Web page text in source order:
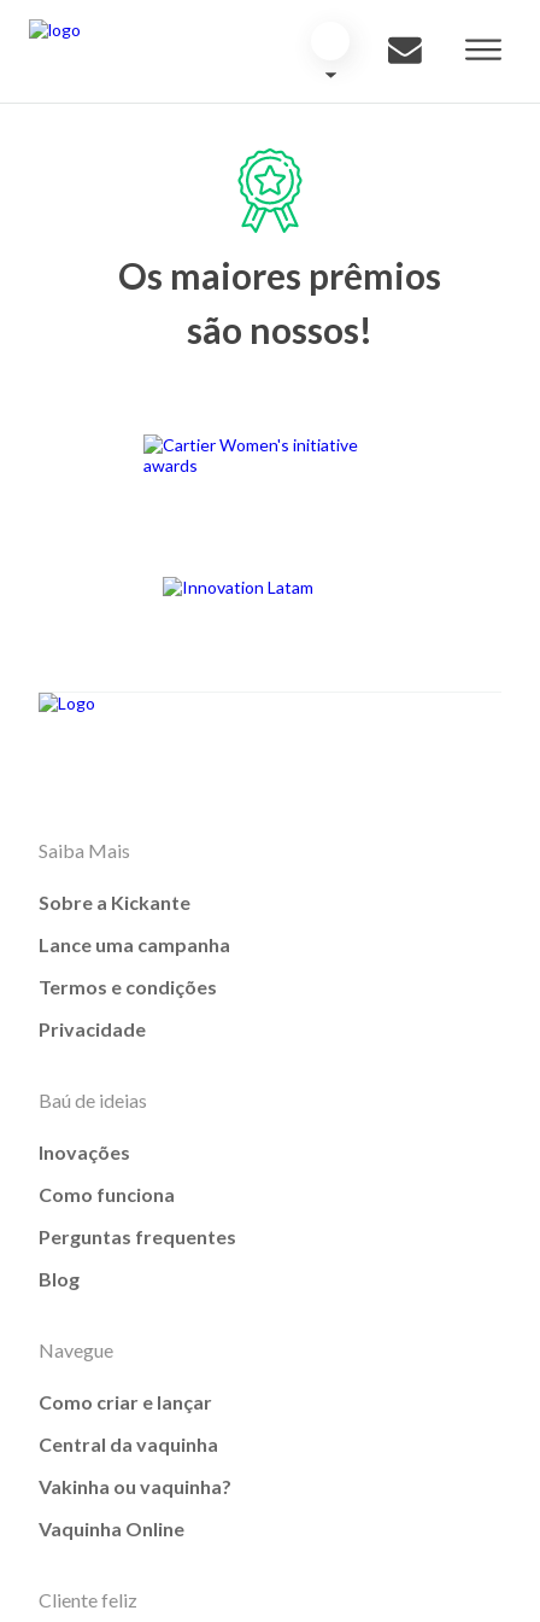
Os maiores prêmios
são nossos!
Saiba Mais
Sobre a Kickante
Lance uma campanha
Termos e condições
Privacidade
Baú de ideias
Inovações
Como funciona
Perguntas frequentes
Blog
Navegue
Como criar e lançar
Central da vaquinha
Vakinha ou vaquinha?
Vaquinha Online
Cliente feliz